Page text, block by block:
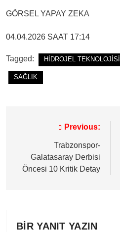
GÖRSEL YAPAY ZEKA
04.04.2026 SAAT 17:14
Tagged: HİDROJEL TEKNOLOJİSİ
SAĞLIK
gezinmesi
Previous:
Trabzonspor-
Galatasaray Derbisi
Öncesi 10 Kritik Detay
BIR YANIT YAZIN